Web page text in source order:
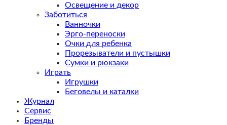
Освещение и декор
Заботиться
Ванночки
Эрго-переноски
Очки для ребенка
Прорезыватели и пустышки
Сумки и рюкзаки
Играть
Игрушки
Беговелы и каталки
Журнал
Сервис
Бренды